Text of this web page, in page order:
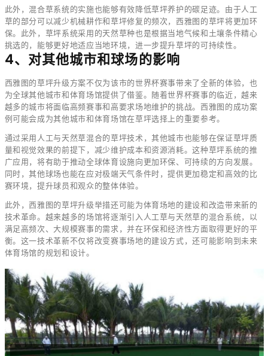
此外，混合草系统的实施也能够有效降低草坪养护的碳足迹。由于人工
草的部分可以减少机械耕作和草坪修复的频次，西雅图的草坪将更加环
保。此外，草坪系统采用的天然草种也是根据当地气候和土壤条件精心
挑选的，能够更好地适应当地环境，进一步提升草坪的可持续性。
4、对其他城市和球场的影响
西雅图的草坪升级方案不仅为该市的世界杯赛事带来了全新的体验，也
为全球其他城市和体育场馆提供了借鉴。随着世界杯赛事的临近，越来
越多的城市将面临高频赛事和高要求场地维护的挑战。西雅图的成功案
例可能会成为其他城市和体育场馆在草坪选择上的重要参考。
通过采用人工与天然草混合的草坪技术，其他城市也能够在保证草坪质
量和视觉效果的前提下，减少维护成本和资源消耗。这种草坪系统的推
广应用，将有助于推动全球体育设施向更加环保、可持续的方向发展。
同时，其他球场也能在应对极端天气条件时，提供更加稳定和高效的比
赛环境，提升球员和观众的整体体验。
此外，西雅图的草坪升级举措还可能为体育场地的建设和改造带来新的
技术革命。越来越多的场馆将逐渐引入人工草与天然草的混合系统，以
满足高频次、大规模赛事的需求，并在环保和经济性方面取得更好的平
衡。这一技术革新不仅将改变赛事场地的建设方式，还可能影响到未来
体育场馆的规划和设计。